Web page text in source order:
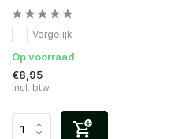
Vergelijk
Op voorraad
€8,95
Incl. btw